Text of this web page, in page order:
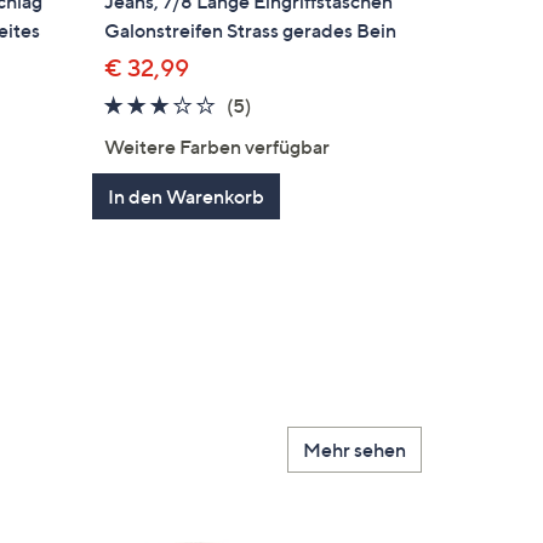
Galonstreifen Strass gerades Bein
€ 32,99
2.6
(5)
Weitere Farben verfügbar
In den Warenkorb
Mehr sehen